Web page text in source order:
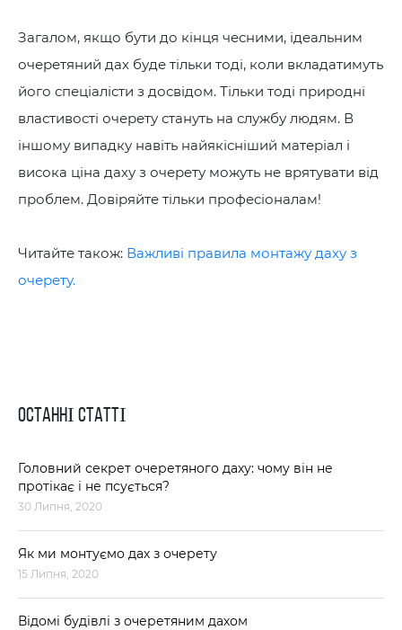
Загалом, якщо бути до кінця чесними, ідеальним
очеретяний дах буде тільки тоді, коли вкладатимуть
його спеціалісти з досвідом. Тільки тоді природні
властивості очерету стануть на службу людям. В
іншому випадку навіть найякісніший матеріал і
висока ціна даху з очерету можуть не врятувати від
проблем. Довіряйте тільки професіоналам!
Читайте також: Важливі правила монтажу даху з
очерету.
ОСТАННІ СТАТТІ
Головний секрет очеретяного даху: чому він не
протікає і не псується?
30 Липня, 2020
Як ми монтуємо дах з очерету
15 Липня, 2020
Відомі будівлі з очеретяним дахом